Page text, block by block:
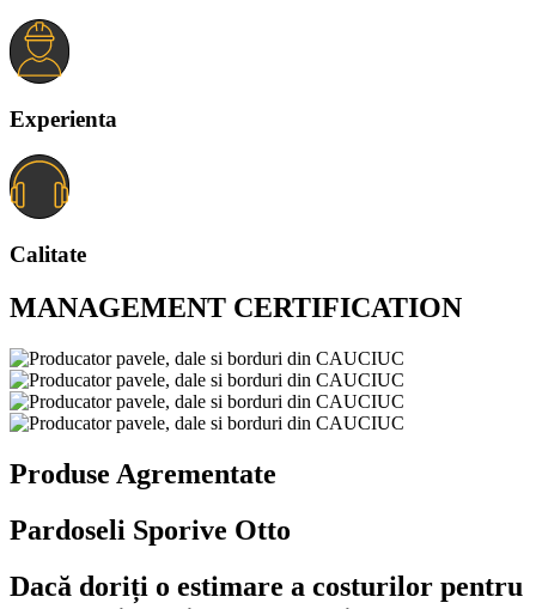
Experienta
Calitate
MANAGEMENT CERTIFICATION
Produse Agrementate
Pardoseli Sporive Otto
Dacă doriți o estimare a costurilor pentru